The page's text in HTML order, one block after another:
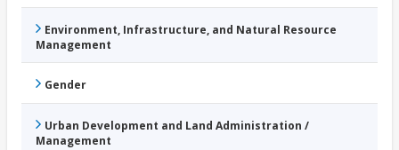
Environment, Infrastructure, and Natural Resource
Management
Gender
Urban Development and Land Administration /
Management